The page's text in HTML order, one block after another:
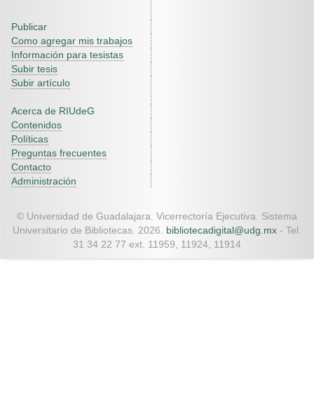
Publicar
Como agregar mis trabajos
Información para tesistas
Subir tesis
Subir artículo
Acerca de RIUdeG
Contenidos
Políticas
Preguntas frecuentes
Contacto
Administración
© Universidad de Guadalajara. Vicerrectoría Ejecutiva. Sistema
Universitario de Bibliotecas. 2026. bibliotecadigital@udg.mx - Tel.
31 34 22 77 ext. 11959, 11924, 11914